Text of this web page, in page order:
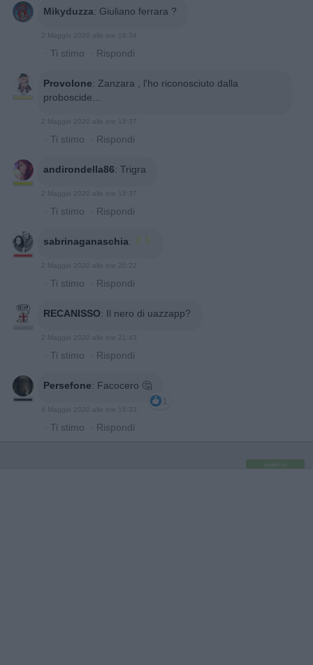
Mikyduzza: Giuliano ferrara ?
2 Maggio 2020 alle ore 18:34
· Ti stimo · Rispondi
Provolone: Zanzara , l'ho riconosciuto dalla
proboscide...
2 Maggio 2020 alle ore 18:37
· Ti stimo · Rispondi
andirondella86: Trigra
2 Maggio 2020 alle ore 18:37
· Ti stimo · Rispondi
sabrinaganaschia:
2 Maggio 2020 alle ore 20:22
· Ti stimo · Rispondi
RECANISSO: Il nero di uazzapp?
2 Maggio 2020 alle ore 21:43
· Ti stimo · Rispondi
Persefone: Facocero 🤔
1
4 Maggio 2020 alle ore 16:33
· Ti stimo · Rispondi
pubblicità